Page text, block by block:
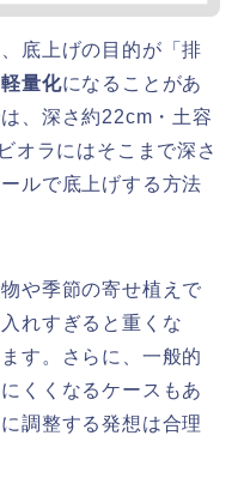
底上げの目的が「排
量化になることがあ
、深さ約22cm・土容
オラにはそこまで深さ
ルで底上げする方法
や季節の寄せ植えで
れすぎると重くな
す。さらに、一般的
くくなるケースもあ
調整する発想は合理